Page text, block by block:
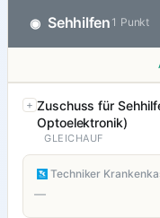
◉ Sehhilfen 1 Punkt
Zuschuss für
Optoelektronik)
GLEICHAUF
Techniker
—